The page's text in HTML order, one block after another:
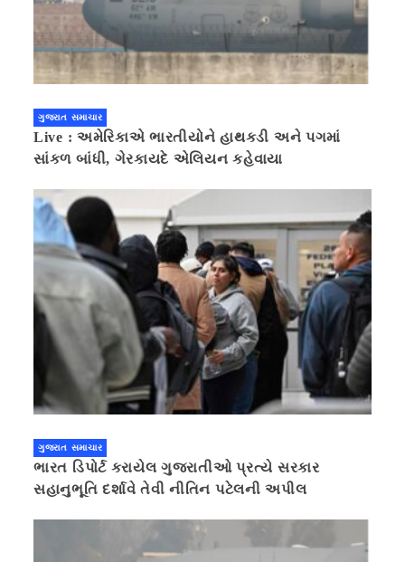
ગુજરાત સમાચાર
Live : અમેરિકાએ ભારતીયોને હાથકડી અને પગમાં
સાંકળ બાંધી, ગેરકાયદે એલિયન કહેવાયા
ગુજરાત સમાચાર
ભારત ડિપોર્ટ કરાયેલ ગુજરાતીઓ પ્રત્યે સરકાર
સહાનુભૂતિ દર્શાવે તેવી નીતિન પટેલની અપીલ